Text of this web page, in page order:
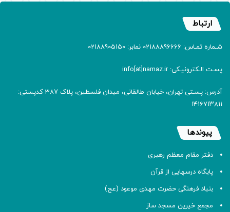
ارتباط
شـماره تمـاس: 02188896666 نمابر: 02188905150
پسـت الـکترونیـکی: info[at]namaz.ir
آدرس: پسـتی تهران، خیابان طالقانی، میدان فلسطین، پلاک 387 کدپستی:
۱۴۱۶۷۱۳۸۱۱
پیوندها
دفتر مقام معظم رهبری
پایگاه درسهایی از قرآن
بنیاد فرهنگی حضرت مهدی موعود (عج)
مجمع خیرین مسجد ساز